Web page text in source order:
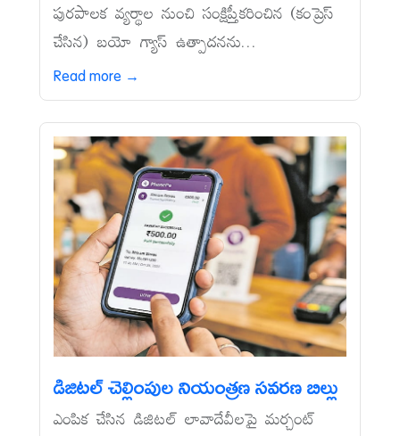
పురపాలక వ్యర్థాల నుంచి సంక్షిప్తీకరించిన (కంప్రెస్‌
చేసిన) బయో గ్యాస్‌ ఉత్పాదనను...
Read more →
డిజిటల్‌ చెల్లింపుల నియంత్రణ సవరణ బిల్లు
ఎంపిక చేసిన డిజిటల్‌ లావాదేవీలపై మర్చంట్‌